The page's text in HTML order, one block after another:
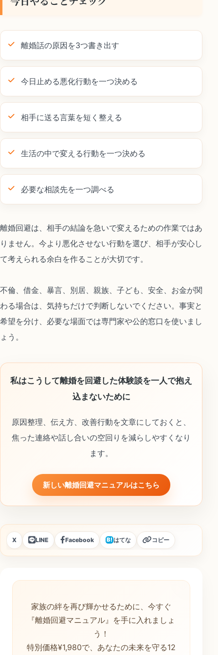
離婚話の原因を3つ書き出す
今日止める悪化行動を一つ決める
相手に送る言葉を短く整える
生活の中で変える行動を一つ決める
必要な相談先を一つ調べる
離婚回避は、相手の結論を急いで変えるための作業ではあ
りません。今より悪化させない行動を選び、相手が安心し
て考えられる余白を作ることが大切です。
不倫、借金、暴言、別居、親族、子ども、安全、お金が関
わる場合は、気持ちだけで判断しないでください。事実と
希望を分け、必要な場面では専門家や公的窓口を使いまし
ょう。
私はこうして離婚を回避した体験談を一人で抱え
込まないために
原因整理、伝え方、改善行動を文章にしておくと、
焦った連絡や話し合いの空回りを減らしやすくなり
ます。
新しい離婚回避マニュアルはこちら
X LINE Facebook B!はてな コピー
家族の絆を再び輝かせるために、今すぐ
『離婚回避マニュアル』を手に入れましょ
う！
特別価格¥1,980で、あなたの未来を守る12